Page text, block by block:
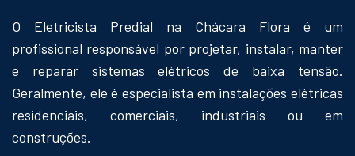
O Eletricista Predial na Chácara Flora é um
profissional responsável por projetar, instalar, manter
e reparar sistemas elétricos de baixa tensão.
Geralmente, ele é especialista em instalações elétricas
residenciais, comerciais, industriais ou em
construções.